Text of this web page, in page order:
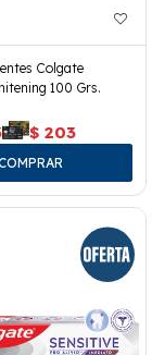
Colgate
100 Grs.
$ 203